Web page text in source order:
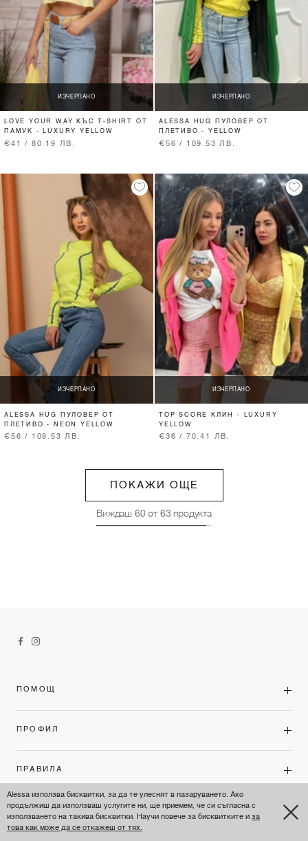
ИЗЧЕРПАНО
LOVE YOUR WAY КЪС T-SHIRT ОТ
ПАМУК - LUXURY YELLOW
€41 / 80.19 ЛВ.
ИЗЧЕРПАНО
ALESSA HUG ПУЛОВЕР ОТ
ПЛЕТИВО - YELLOW
€56 / 109.53 ЛВ.
ИЗЧЕРПАНО
ALESSA HUG ПУЛОВЕР ОТ
ПЛЕТИВО - NEON YELLOW
€56 / 109.53 ЛВ.
ИЗЧЕРПАНО
TOP SCORE КЛИН - LUXURY
YELLOW
€36 / 70.41 ЛВ.
ПОКАЖИ ОЩЕ
Виждаш 60от 63 продукта
Alessa използва бисквитки, за да те улеснят в пазаруването. Ако
продължиш да използваш услугите ни, ще приемем, че си съгласна с
използването на такива бисквитки. Научи повече за бисквитките и за
това как може да се откажеш от тях.
ПОМОЩ
ПРОФИЛ
ПРАВИЛА
ЗА НАС